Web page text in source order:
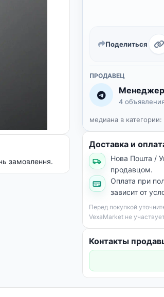
медиана в категории:
Поделиться
ПРОДАВЕЦ
Менеджер
4
Доставка и
Нова Пошта /
продавцом.
Оплата при
зависит от
Перед покупкой
VexaMarket не
Контакты
замовлення.